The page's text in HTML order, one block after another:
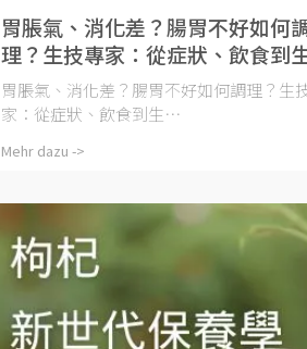
胃脹氣、消化差？腸胃不好如何
理？生技專家：從症狀、飲食到
習慣的「溫和修復指南」
胃脹氣、消化差？腸胃不好如何調理？生
家：從症狀、飲食到生⋯
Mehr dazu ->